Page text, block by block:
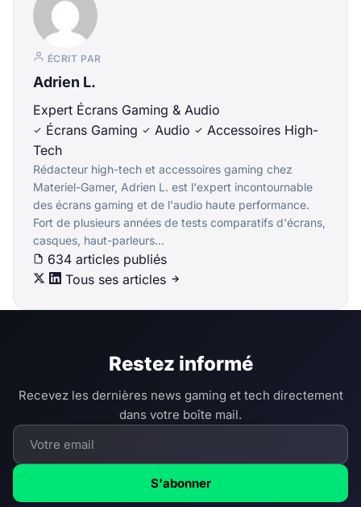
ÉCRIT PAR
Adrien L.
Expert Écrans Gaming & Audio
Écrans Gaming
Audio
Accessoires High-
Tech
Rédacteur high-tech et accessoires gaming chez
Materiel-Gamer, Adrien L. est l'expert incontournable
des écrans gaming et de l'audio haute performance.
Fort de plusieurs années de tests comparatifs d'écrans,
casques, haut-parleurs...
634 articles publiés
Tous ses articles
Restez informé
Recevez les dernières news gaming et tech directement
dans votre boîte mail.
S'abonner